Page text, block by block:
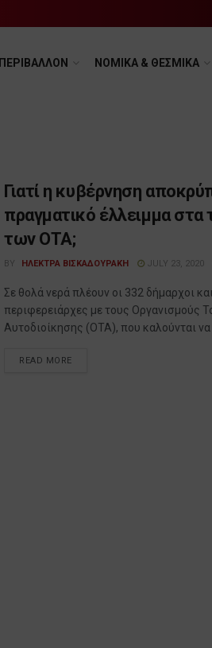
ΠΕΡΙΒΑΛΛΟΝ ΝΟΜΙΚΑ & ΘΕΣΜΙΚΑ
Γιατί η κυβέρνηση
πραγματικό έλλειμμα στα
των ΟΤΑ;
BY ΗΛΕΚΤΡΑ ΒΙΣΚΑΔΟΥΡΑΚΗ JULY 23, 2020
Σε θολά νερά πλέουν οι 332 δήμαρχοι
περιφερειάρχες με τους Οργανισμούς
Αυτοδιοίκησης (ΟΤΑ), που καλούνται να
READ MORE